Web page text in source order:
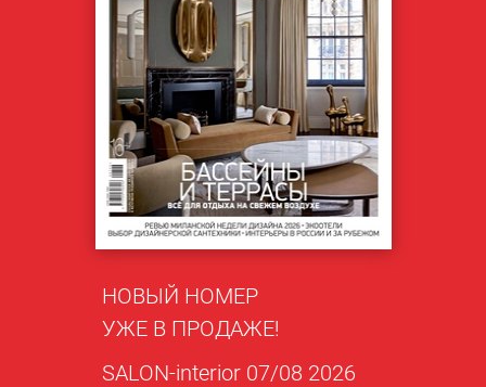
НОВЫЙ НОМЕР
УЖЕ В ПРОДАЖЕ!
SALON-interior 07/08 2026